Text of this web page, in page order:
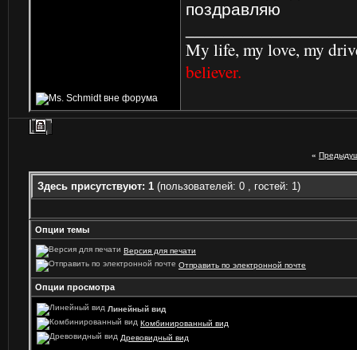
поздравляю
My life, my love, my
believer.
«
Здесь присутствуют: 1 (пользователей: 0 , гостей: 1)
Опции темы
Версия для печати
Отправить по электронной почте
Опции просмотра
Линейный вид
Комбинированный вид
Древовидный вид